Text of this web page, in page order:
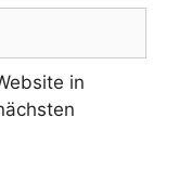
in